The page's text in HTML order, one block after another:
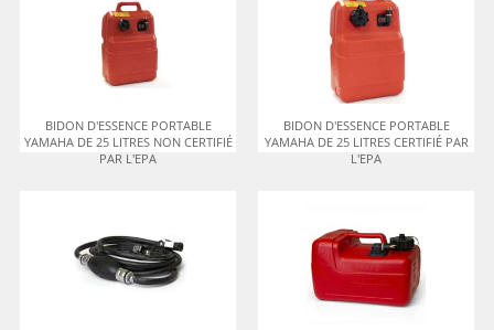
BIDON D'ESSENCE PORTABLE
YAMAHA DE 25 LITRES NON CERTIFIÉ
PAR L'EPA
BIDON D'ESSENCE PORTABLE
YAMAHA DE 25 LITRES CERTIFIÉ PAR
L'EPA